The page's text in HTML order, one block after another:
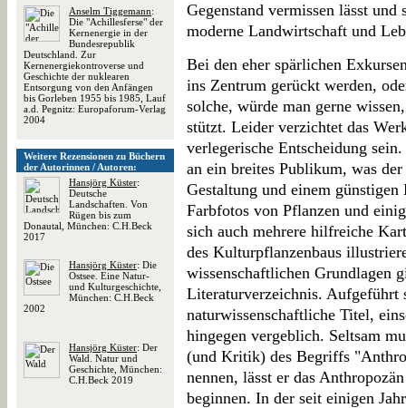
Anselm Tiggemann:
Die "Achillesferse" der
Kernenergie in der
Bundesrepublik
Deutschland. Zur
Kernenergiekontroverse und
Geschichte der nuklearen
Entsorgung von den Anfängen
bis Gorleben 1955 bis 1985, Lauf
a.d. Pegnitz: Europaforum-Verlag
2004
Weitere Rezensionen zu Büchern
der Autorinnen / Autoren:
Hansjörg Küster:
Deutsche
Landschaften. Von
Rügen bis zum
Donautal, München: C.H.Beck
2017
Hansjörg Küster: Die
Ostsee. Eine Natur-
und Kulturgeschichte,
München: C.H.Beck
2002
Hansjörg Küster: Der
Wald. Natur und
Geschichte, München:
C.H.Beck 2019
Gegenstand vermissen lässt
moderne Landwirtschaft und
Bei den eher spärlichen
ins Zentrum gerückt werden,
solche, würde man gerne
stützt. Leider verzichtet das
verlegerische Entscheidung
an ein breites Publikum, was
Gestaltung und einem
Farbfotos von Pflanzen und
sich auch mehrere hilfreiche
des Kulturpflanzenbaus
wissenschaftlichen Grundlagen
Literaturverzeichnis. Aufgeführt
naturwissenschaftliche Titel,
hingegen vergeblich. Seltsam
(und Kritik) des Begriffs
nennen, lässt er das
beginnen. In der seit einigen